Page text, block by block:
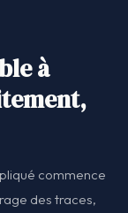
à
commence
des traces,